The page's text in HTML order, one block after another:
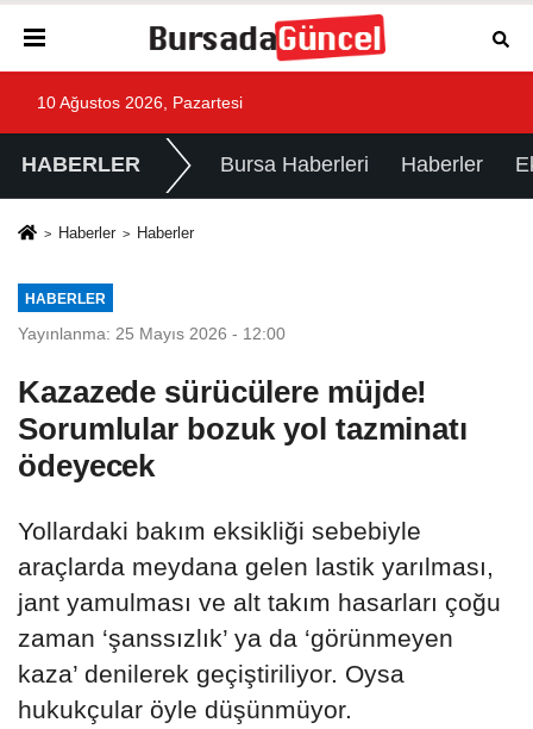
10 Ağustos 2026, Pazartesi
HABERLER Bursa Haberleri Haberler
Haberler Haberler
HABERLER
Yayınlanma: 25 Mayıs 2026 - 12:00
Kazazede sürücülere müjde!
Sorumlular bozuk yol tazminatı
ödeyecek
Yollardaki bakım eksikliği sebebiyle
araçlarda meydana gelen lastik yarılması,
jant yamulması ve alt takım hasarları çoğu
zaman ‘şanssızlık’ ya da ‘görünmeyen
kaza’ denilerek geçiştiriliyor. Oysa
hukukçular öyle düşünmüyor.